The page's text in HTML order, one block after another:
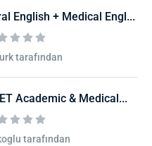
English + Medical Engl...
tarafından
Academic & Medical...
tarafından